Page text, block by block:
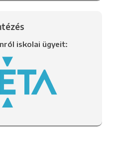
iskolai ügyeit: